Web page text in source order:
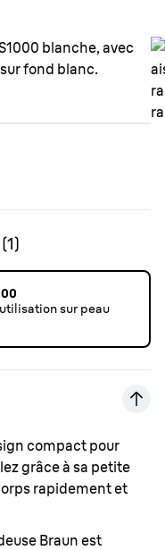
(1)
sur peau
compact pour
grâce à sa petite
rapidement et
Braun est